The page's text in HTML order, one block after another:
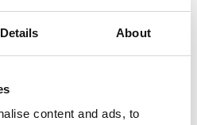
Details About
content and ads, to
57/41
5000